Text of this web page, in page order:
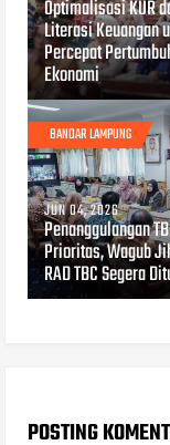
Optimalisasi KUR
Literasi Keuangan
Percepat
Ekonomi
BANDAR LAMPUNG
JUN 04, 2026
Penanggulangan
Prioritas, Wagub
RAD TBC Segera
POSTING